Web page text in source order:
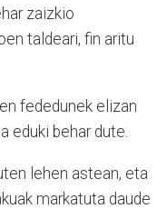
zaizkio
taldeari, fin aritu
fededunek elizan
eduki behar dute.
lehen astean, eta
markatuta daude